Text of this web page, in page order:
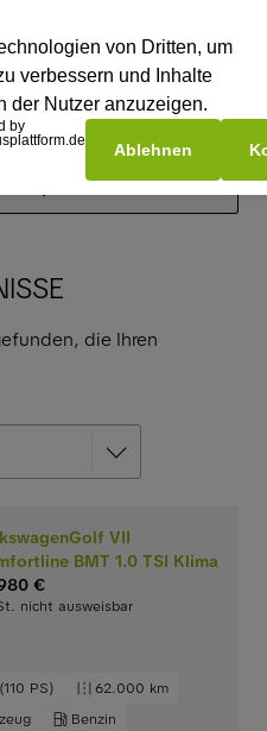
anpassen
die Ihren
VII
BMT 1.0 TSI Klima
€
nicht ausweisbar
PS)
62.000 km
Benzin